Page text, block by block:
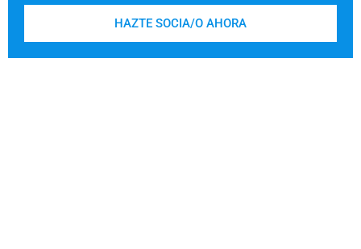
HAZTE SOCIA/O AHORA